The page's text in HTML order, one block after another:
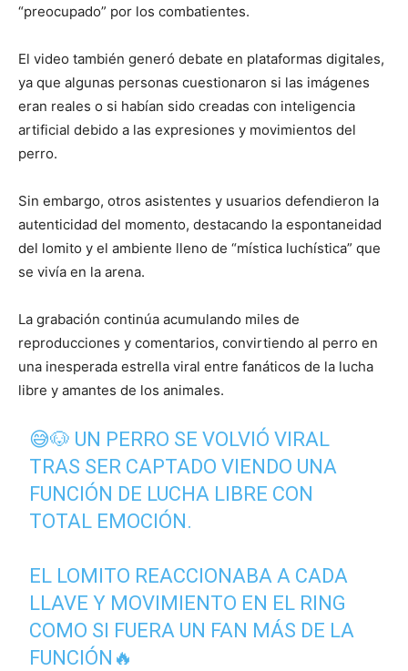
“preocupado” por los combatientes.
El video también generó debate en plataformas digitales,
ya que algunas personas cuestionaron si las imágenes
eran reales o si habían sido creadas con inteligencia
artificial debido a las expresiones y movimientos del
perro.
Sin embargo, otros asistentes y usuarios defendieron la
autenticidad del momento, destacando la espontaneidad
del lomito y el ambiente lleno de “mística luchística” que
se vivía en la arena.
La grabación continúa acumulando miles de
reproducciones y comentarios, convirtiendo al perro en
una inesperada estrella viral entre fanáticos de la lucha
libre y amantes de los animales.
😅🐶 UN PERRO SE VOLVIÓ VIRAL
TRAS SER CAPTADO VIENDO UNA
FUNCIÓN DE LUCHA LIBRE CON
TOTAL EMOCIÓN.
EL LOMITO REACCIONABA A CADA
LLAVE Y MOVIMIENTO EN EL RING
COMO SI FUERA UN FAN MÁS DE LA
FUNCIÓN🔥